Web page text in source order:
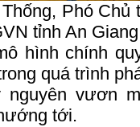
Phó Chủ
tỉnh An Giang
hình chính
quá trình
nguyên vươn
tới.